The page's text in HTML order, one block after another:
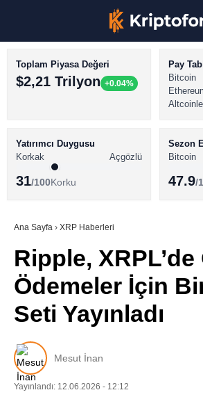
BİTCOİN HABERLERİ
ALTCOİN HABERLERİ
SÖZLÜK
Toplam Piyasa Değeri
$2,21 Trilyon +0.04%
Pay
Bitcoin
Yatırımcı Duygusu
Korkak
Açgözlü
31/100Korku
Sezon
Bitcoin
47.9/
Ana Sayfa › XRP Haberleri
Ripple,
Ödemeler İçin
Seti Yayınladı
Mesut İnan
Yayınlandı: 12.06.2026 - 12:12